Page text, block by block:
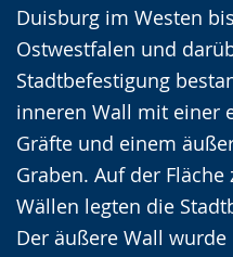
Duisburg im Westen
Ostwestfalen und
Stadtbefestigung
inneren Wall mit einer
Gräfte und einem
Graben. Auf der
Wällen legten die
Der äußere Wall